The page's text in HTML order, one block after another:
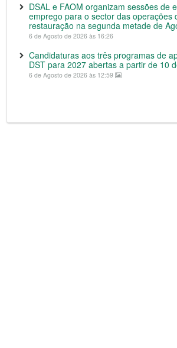
DSAL e FAOM organizam sessões de
emprego para o sector das operações
restauração na segunda metade de
6 de Agosto de 2026 às 16:26
Candidaturas aos três programas de
DST para 2027 abertas a partir de 10
6 de Agosto de 2026 às 12:59